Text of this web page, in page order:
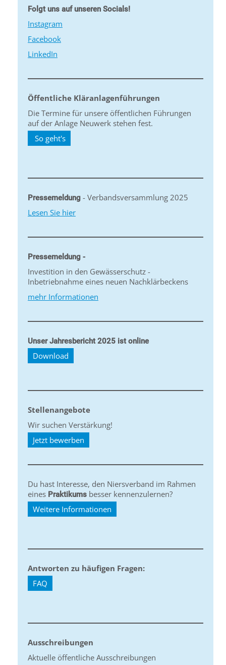
Folgt uns auf unseren Socials!
Instagram
Facebook
LinkedIn
Öffentliche Kläranlagenführungen
Die Termine für unsere öffentlichen Führungen
auf der Anlage Neuwerk stehen fest.
So geht's
Pressemeldung - Verbandsversammlung 2025
Lesen Sie hier
Pressemeldung -
Investition in den Gewässerschutz -
Inbetriebnahme eines neuen Nachklärbeckens
mehr Informationen
Unser Jahresbericht 2025 ist online
Download
Stellenangebote
Wir suchen Verstärkung!
Jetzt bewerben
Du hast Interesse, den Niersverband im Rahmen
eines Praktikums besser kennenzulernen?
Weitere Informationen
Antworten zu häufigen Fragen:
FAQ
Ausschreibungen
Aktuelle öffentliche Ausschreibungen